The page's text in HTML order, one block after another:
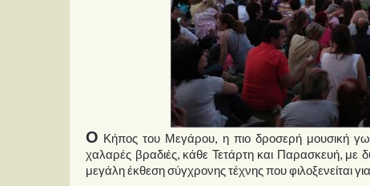
Ο Κήπος του Μεγάρου, η πιο δροσερή μουσική
χαλαρές βραδιές, κάθε Τετάρτη και Παρασκευή, με
μεγάλη έκθεση σύγχρονης τέχνης που φιλοξενείται